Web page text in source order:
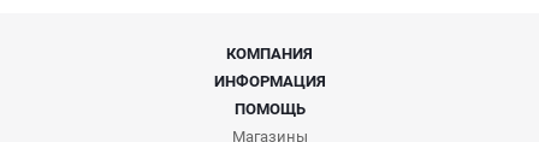
КОМПАНИЯ
ИНФОРМАЦИЯ
ПОМОЩЬ
Магазины